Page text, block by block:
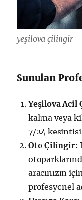
yeşilova çilingir
Sunulan
Yeşilova Acil
kalma veya
7/24
Oto Çilingir:
aracınızın
profesyonel